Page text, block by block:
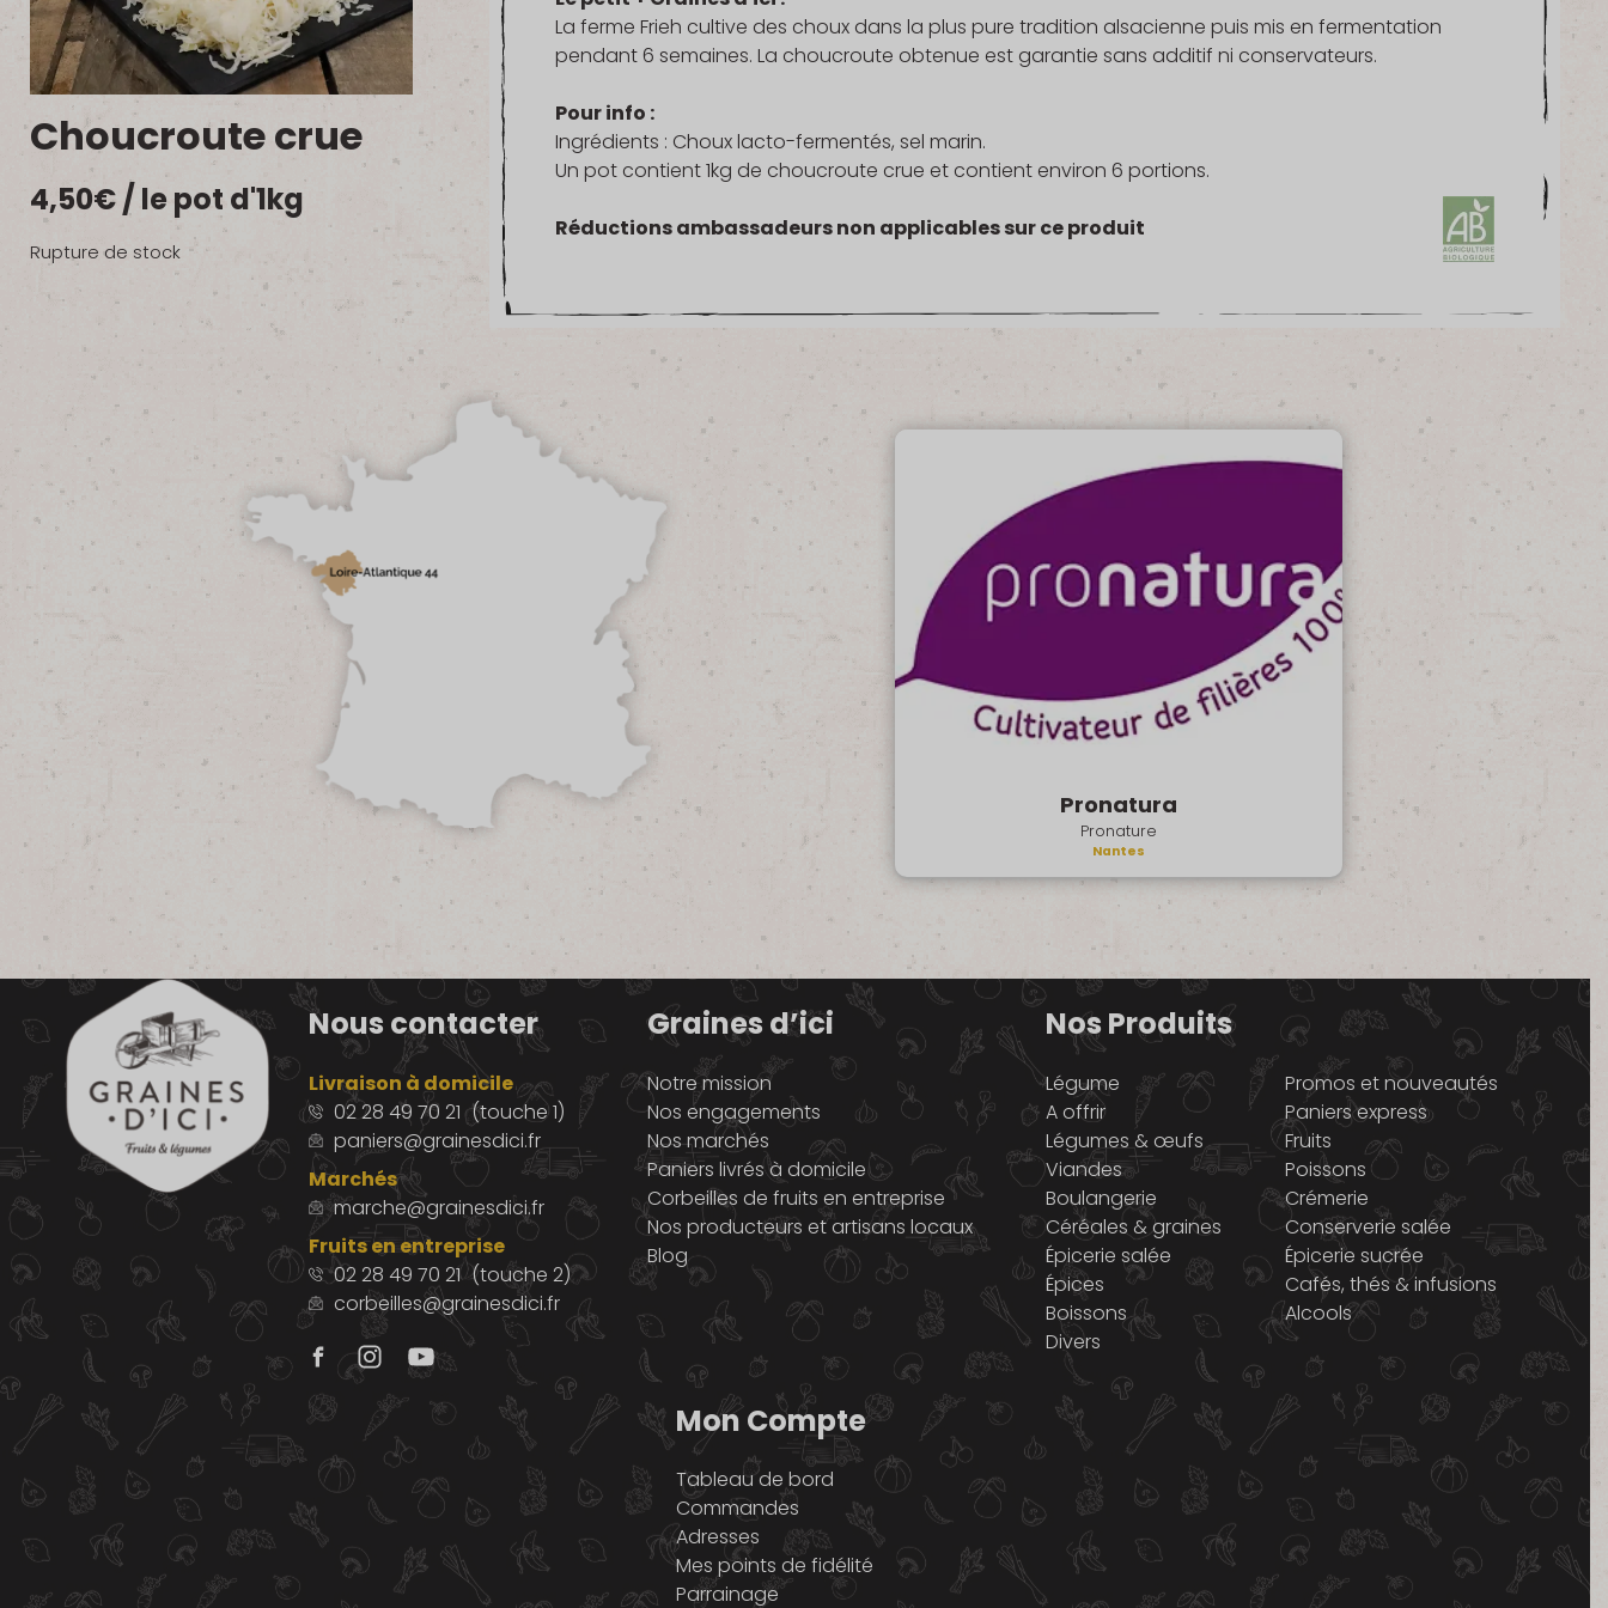
Choucroute crue
4,50€/ le pot d'1kg
Rupture de stock
La ferme Frieh cultive des choux dans la plus pure tradition alsacienne puis mis en fermentation
pendant 6 semaines. La choucroute obtenue est garantie sans additif ni conservateurs.
Pour info :
Ingrédients : Choux lacto-fermentés, sel marin.
Un pot contient 1kg de choucroute crue et contient environ 6 portions.
Réductions ambassadeurs non applicables sur ce produit
Pronatura
Pronature
Nantes
Nous contacter
Livraison à domicile
02 28 49 70 21 (touche 1)
paniers@grainesdici.fr
Marchés
marche@grainesdici.fr
Fruits en entreprise
02 28 49 70 21 (touche 2)
corbeilles@grainesdici.fr
Graines d’ici
Notre mission
Nos engagements
Nos marchés
Paniers livrés à domicile
Corbeilles de fruits en entreprise
Nos producteurs et artisans locaux
Blog
Nos Produits
Légume
Promos et nouveautés
A offrir
Paniers express
Légumes & œufs
Fruits
Viandes
Poissons
Boulangerie
Crémerie
Céréales & graines
Conserverie salée
Épicerie salée
Épicerie sucrée
Épices
Cafés, thés & infusions
Boissons
Alcools
Divers
Mon Compte
Tableau de bord
Commandes
Adresses
Mes points de fidélité
Parrainage